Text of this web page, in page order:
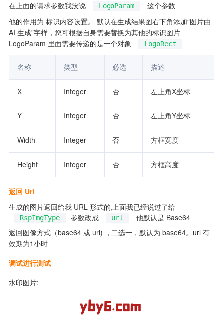
在上面的请求参数我没说
LogoParam
这个参数
他的作用为 标识内容设置。 默认在生成结果图右下角添加“图片由
AI 生成”字样，您可根据自身需要替换为其他的标识图片
LogoParam 里面需要传递的是一个对象
LogoRect
名称 类型 必选 描述
X Integer 否 左上角X坐标
Y Integer 否 左上角Y坐标
Width Integer 否 方框宽度
Height Integer 否 方框高度
返回 Url
生成的图片返回给我 URL 形式的,上面我已经说过了给
RspImgType 参数改成 url
他默认是 Base64
返回图像方式（base64 或 url) ，二选一，默认为 base64。url 有
效期为1小时
调试进行测试
水印图片: